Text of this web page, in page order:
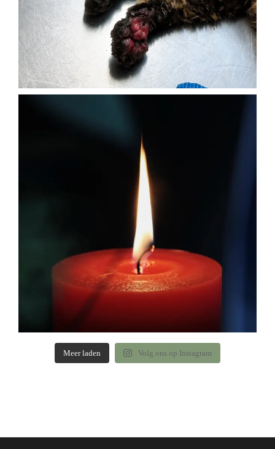
Meer laden Volg ons op Instagram